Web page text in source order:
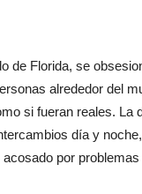
de Florida, se
alrededor del
si fueran reales. La
día y
por